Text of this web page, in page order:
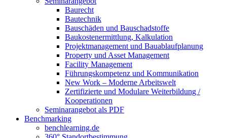
Baurecht
Bautechnik
Bauschäden und Bauschadstoffe
Baukostenermittlung, Kalkulation
Projektmanagement und Bauablaufplanung
Property und Asset Management
Facility Management
Führungskompetenz und Kommunikation
New Work – Moderne Arbeitswelt
Zertifizierte und Modulare Weiterbildung /
Kooperationen
Seminarangebot als PDF
Benchmarking
benchlearning.de